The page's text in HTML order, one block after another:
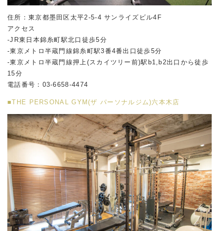
住所：東京都墨田区太平2-5-4 サンライズビル4F
アクセス
-JR東日本錦糸町駅北口徒歩5分
-東京メトロ半蔵門線錦糸町駅3番4番出口徒歩5分
-東京メトロ半蔵門線押上(スカイツリー前)駅b1,b2出口から徒歩
15分
電話番号：03-6658-4474
■THE PERSONAL GYM(ザ パーソナルジム)六本木店